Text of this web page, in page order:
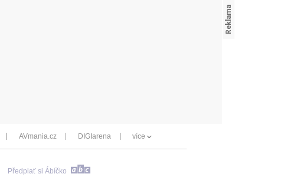
AVmania.cz DIGIarena více
Předplať si Ábíčko